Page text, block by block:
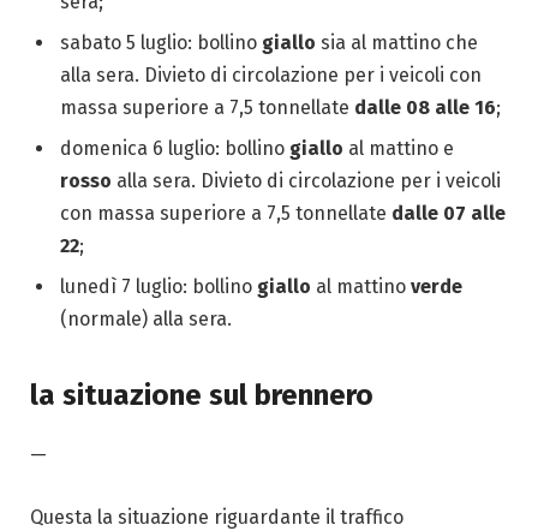
sabato 5 luglio: bollino giallo sia al mattino che
alla sera. Divieto di circolazione per i veicoli con
massa superiore a 7,5 tonnellate dalle 08 alle 16;
domenica 6 luglio: bollino giallo al mattino e
rosso alla sera. Divieto di circolazione per i veicoli
con massa superiore a 7,5 tonnellate dalle 07 alle
22;
lunedì 7 luglio: bollino giallo al mattino verde
(normale) alla sera.
la situazione sul brennero
—
Questa la situazione riguardante il traffico